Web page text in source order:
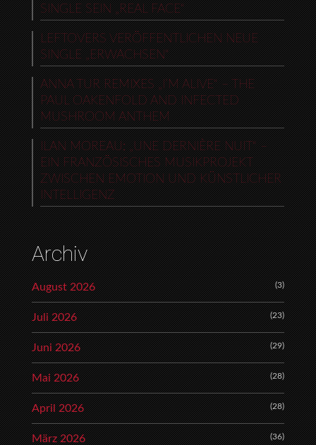
SINGLE SEIN „REAL FACE“
LEFTOVERS VERÖFFENTLICHEN NEUE
SINGLE „ERWACHSEN“
ANNA TUR REMIXES „I’M ALIVE“ – THE
PAUL OAKENFOLD AND INFECTED
MUSHROOM ANTHEM
ILAN MOREAU: „UNE DERNIÈRE NUIT“ –
EIN FRANZÖSISCHES MUSIKPROJEKT
ZWISCHEN EMOTION UND KÜNSTLICHER
INTELLIGENZ
Archiv
August 2026 (3)
Juli 2026 (23)
Juni 2026 (29)
Mai 2026 (28)
April 2026 (28)
März 2026 (36)